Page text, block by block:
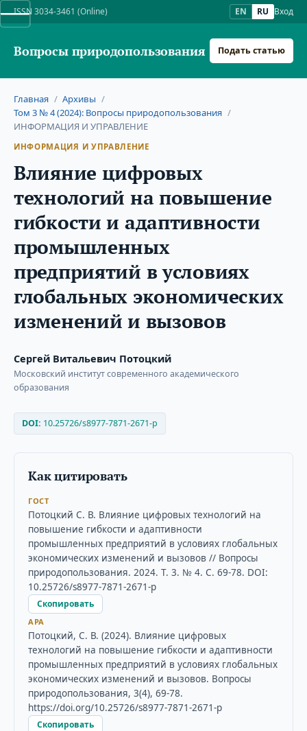
ISSN 3034-3461 (Online) EN RU Вход
Вопросы природопользования Подать статью
Главная / Архивы /
Том 3 № 4 (2024): Вопросы природопользования /
ИНФОРМАЦИЯ И УПРАВЛЕНИЕ
ИНФОРМАЦИЯ И УПРАВЛЕНИЕ
Влияние цифровых
технологий на повышение
гибкости и адаптивности
промышленных
предприятий в условиях
глобальных экономических
изменений и вызовов
Сергей Витальевич Потоцкий
Московский институт современного академического
образования
DOI: 10.25726/s8977-7871-2671-p
Как цитировать
ГОСТ
Потоцкий С. В. Влияние цифровых технологий на
повышение гибкости и адаптивности
промышленных предприятий в условиях глобальных
экономических изменений и вызовов // Вопросы
природопользования. 2024. Т. 3. № 4. С. 69-78. DOI:
10.25726/s8977-7871-2671-p
Скопировать
APA
Потоцкий, С. В. (2024). Влияние цифровых
технологий на повышение гибкости и адаптивности
промышленных предприятий в условиях глобальных
экономических изменений и вызовов. Вопросы
природопользования, 3(4), 69-78.
https://doi.org/10.25726/s8977-7871-2671-p
Скопировать